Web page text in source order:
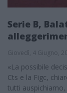
Serie B,
Giovedì, 4 Giugno,
«La possibile
Cts e la Figc,
tutti